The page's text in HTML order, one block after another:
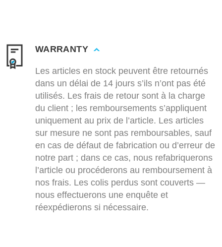
WARRANTY
Les articles en stock peuvent être retournés
dans un délai de 14 jours s’ils n’ont pas été
utilisés. Les frais de retour sont à la charge
du client ; les remboursements s’appliquent
uniquement au prix de l’article. Les articles
sur mesure ne sont pas remboursables, sauf
en cas de défaut de fabrication ou d’erreur de
notre part ; dans ce cas, nous refabriquerons
l’article ou procéderons au remboursement à
nos frais. Les colis perdus sont couverts —
nous effectuerons une enquête et
réexpédierons si nécessaire.